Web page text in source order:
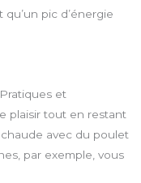
pic d’énergie
et
plaisir tout en restant
avec du poulet
par exemple, vous